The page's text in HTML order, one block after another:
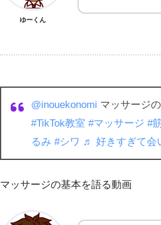
ゆーくん
@inouekonomi マッサージ
#TikTok教室 #マッサージ #
るみ #シワ ♬ 好きすぎて会
マッサージの基本を語る動画